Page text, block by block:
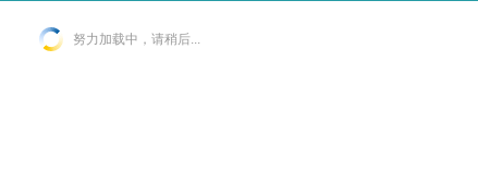
努力加载中，请稍后...